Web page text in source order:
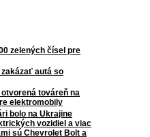
zelených čísel pre
autá so
továreň na
elektromobily
bolo na Ukrajine
vozidiel a viac
sú Chevrolet Bolt a